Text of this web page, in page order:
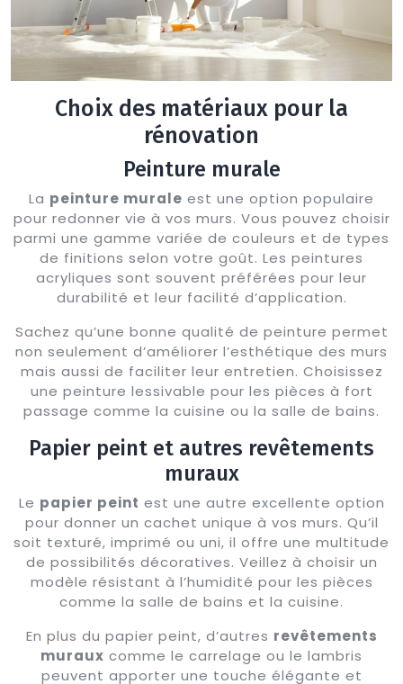
Choix des matériaux pour la
rénovation
Peinture murale
La peinture murale est une option populaire
pour redonner vie à vos murs. Vous pouvez choisir
parmi une gamme variée de couleurs et de types
de finitions selon votre goût. Les peintures
acryliques sont souvent préférées pour leur
durabilité et leur facilité d’application.
Sachez qu’une bonne qualité de peinture permet
non seulement d’améliorer l’esthétique des murs
mais aussi de faciliter leur entretien. Choisissez
une peinture lessivable pour les pièces à fort
passage comme la cuisine ou la salle de bains.
Papier peint et autres revêtements
muraux
Le papier peint est une autre excellente option
pour donner un cachet unique à vos murs. Qu’il
soit texturé, imprimé ou uni, il offre une multitude
de possibilités décoratives. Veillez à choisir un
modèle résistant à l’humidité pour les pièces
comme la salle de bains et la cuisine.
En plus du papier peint, d’autres revêtements
muraux comme le carrelage ou le lambris
peuvent apporter une touche élégante et